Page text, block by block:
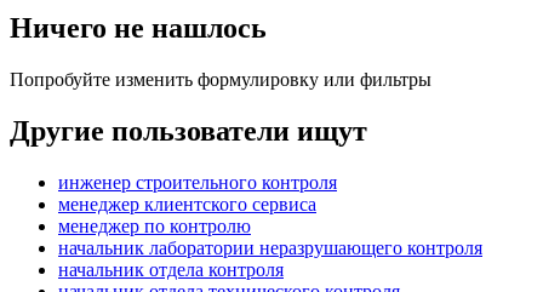
Ничего не нашлось
Попробуйте изменить формулировку или фильтры
Другие пользователи ищут
инженер строительного контроля
менеджер клиентского сервиса
менеджер по контролю
начальник лаборатории неразрушающего контроля
начальник отдела контроля